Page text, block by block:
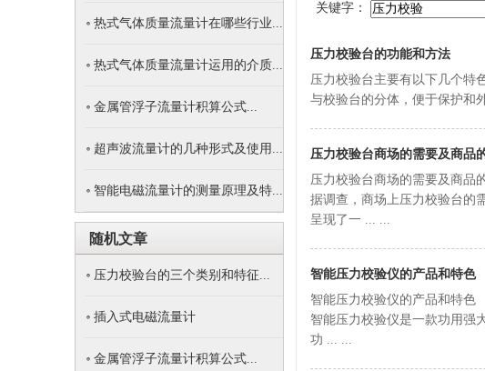
热式气体质量流量计在哪些行业...
热式气体质量流量计运用的介质...
金属管浮子流量计积算公式...
超声波流量计的几种形式及使用...
智能电磁流量计的测量原理及特...
随机文章
压力校验台的三个类别和特征...
插入式电磁流量计
金属管浮子流量计积算公式...
关键字：
压力校验台的功能和方法
压力校验台主要有以下几个特
与校验台的分体，便于保护和
压力校验台商场的需要及商品
压力校验台商场的需要及商品
据调查，商场上压力校验台的
呈现了一 ... ...
智能压力校验仪的产品和特色
智能压力校验仪的产品和特色
智能压力校验仪是一款功用强
功 ... ...